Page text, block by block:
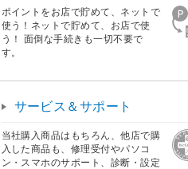
ポイントをお店で貯めて、ネットで
使う！ネットで貯めて、お店で使
う！ 面倒な手続きも一切不要で
す。
サービス＆サポート
当社購入商品はもちろん、他店で購
入した商品も、修理受付やパソコ
ン・スマホのサポート、診断・設定